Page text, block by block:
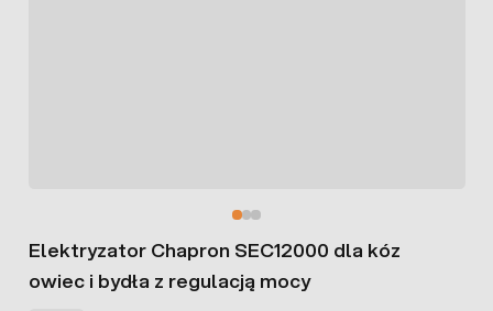
Elektryzator Chapron SEC12000 dla kóz
owiec i bydła z regulacją mocy